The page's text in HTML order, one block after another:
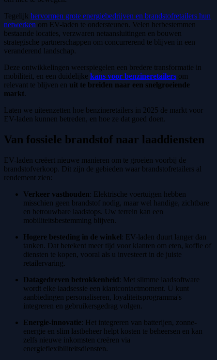
Tegelijk hervormen grote energiebedrijven en brandstofretailers hun
netwerken om EV-laden te ondersteunen. Velen herbestemmen
bestaande locaties, verzwaren netaansluitingen en bouwen
strategische partnerschappen om concurrerend te blijven in een
veranderend landschap.
Deze ontwikkelingen weerspiegelen een bredere transformatie in
mobiliteit, en een duidelijke kans voor benzineretailers om
relevant te blijven en uit te breiden naar een snelgroeiende
markt.
Laten we uiteenzetten hoe benzineretailers in 2025 de markt voor
EV-laden kunnen betreden, en hoe ze dat goed doen.
Van fossiele brandstof naar laaddiensten
EV-laden creëert nieuwe manieren om te groeien voorbij de
brandstofverkoop. Dit zijn de gebieden waar brandstofretailers al
rendement zien:
Verkeer vasthouden: Elektrische voertuigen hebben
misschien geen brandstof nodig, maar wel handige, zichtbare
en betrouwbare laadstops. Uw terrein kan een
mobiliteitsbestemming blijven.
Hogere besteding in de winkel: EV-laden duurt langer dan
tanken. Dat betekent meer tijd voor klanten om eten, koffie of
diensten te kopen, vooral als u investeert in de juiste
retailervaring.
Datagedreven betrokkenheid: Met slimme laadsoftware
wordt elke laadsessie een klantcontactmoment. U kunt
aanbiedingen personaliseren, loyaliteitsprogramma's
integreren en gebruikersgedrag volgen.
Energie-innovatie: Het integreren van batterijen, zonne-
energie en slim lastbeheer helpt kosten te beheersen en kan
zelfs nieuwe inkomsten creëren via
energieflexibiliteitsdiensten.